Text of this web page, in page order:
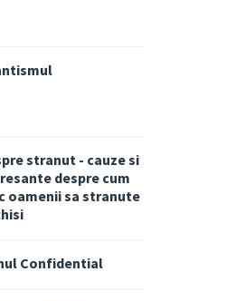
stranut - cauze si
despre cum
oamenii sa stranute
Confidential